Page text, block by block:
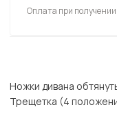
Оплата при получении
Ножки дивана
Трещетка (4